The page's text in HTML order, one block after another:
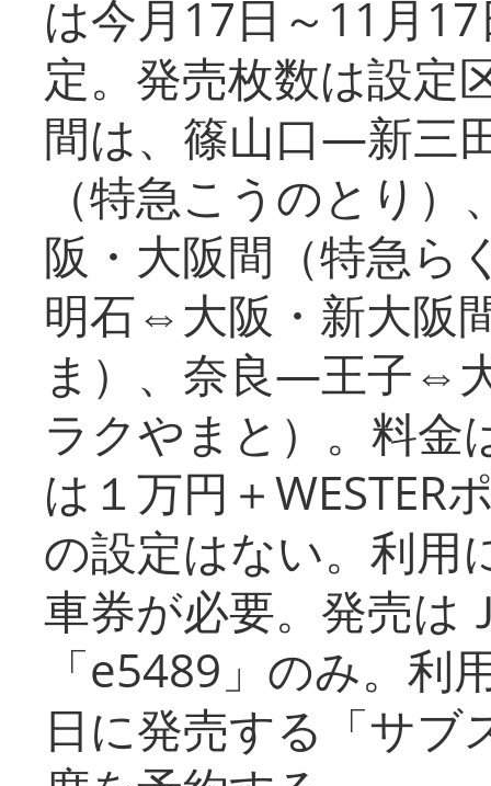
は今月17日～11月
定。発売枚数は設定
間は、篠山口―新三
（特急こうのとり
阪・大阪間（特急
明石⇔大阪・新大阪
ま）、奈良―王子⇔
ラクやまと）。料金
は１万円＋WESTER
の設定はない。利用
車券が必要。発売は
「e5489」のみ。利
日に発売する「サブ